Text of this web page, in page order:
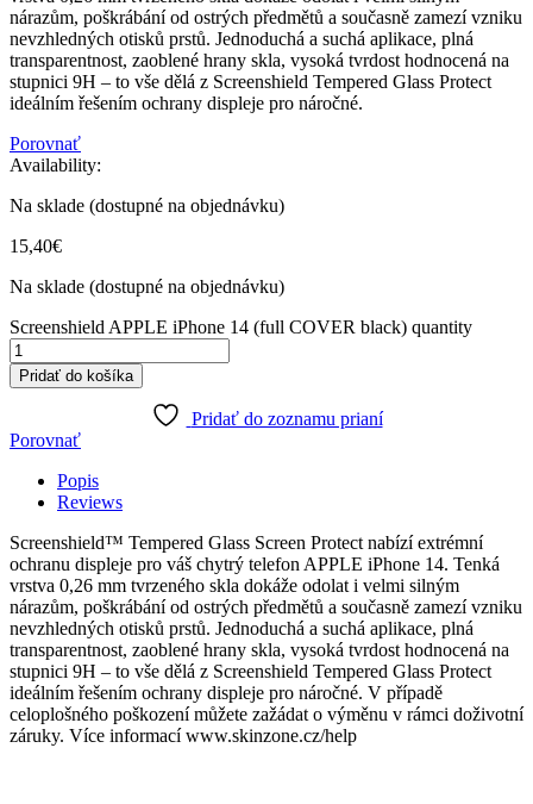
nárazům, poškrábání od ostrých předmětů a současně zamezí vzniku
nevzhledných otisků prstů. Jednoduchá a suchá aplikace, plná
transparentnost, zaoblené hrany skla, vysoká tvrdost hodnocená na
stupnici 9H – to vše dělá z Screenshield Tempered Glass Protect
ideálním řešením ochrany displeje pro náročné.
Porovnať
Availability:
Na sklade (dostupné na objednávku)
15,40€
Na sklade (dostupné na objednávku)
Screenshield APPLE iPhone 14 (full COVER black) quantity
Pridať do košíka
Pridať do zoznamu prianí
Porovnať
Popis
Reviews
Screenshield™ Tempered Glass Screen Protect nabízí extrémní
ochranu displeje pro váš chytrý telefon APPLE iPhone 14. Tenká
vrstva 0,26 mm tvrzeného skla dokáže odolat i velmi silným
nárazům, poškrábání od ostrých předmětů a současně zamezí vzniku
nevzhledných otisků prstů. Jednoduchá a suchá aplikace, plná
transparentnost, zaoblené hrany skla, vysoká tvrdost hodnocená na
stupnici 9H – to vše dělá z Screenshield Tempered Glass Protect
ideálním řešením ochrany displeje pro náročné. V případě
celoplošného poškození můžete zažádat o výměnu v rámci doživotní
záruky. Více informací www.skinzone.cz/help